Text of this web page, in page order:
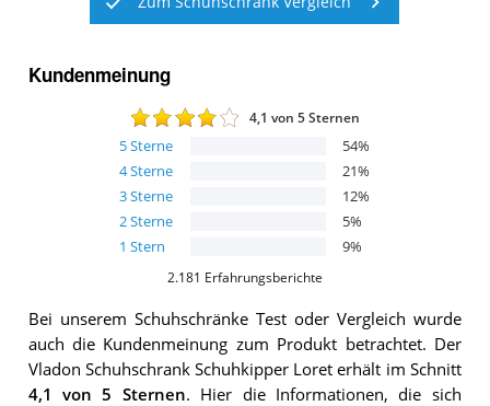
Kundenmeinung
4,1 von 5 Sternen
5Sterne 54%
4Sterne 21%
3Sterne 12%
2Sterne 5%
1 Stern 9%
2.181 Erfahrungsberichte
Bei unserem SchuhschränkeTest oder Vergleich wurde
auch die Kundenmeinung zum Produkt betrachtet. Der
Vladon Schuhschrank Schuhkipper Loret erhält im Schnitt
4,1
von 5 Sternen. Hier die Informationen, die sich